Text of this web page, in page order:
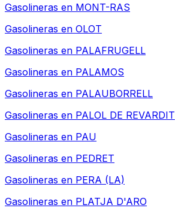
Gasolineras en MONT-RAS
Gasolineras en OLOT
Gasolineras en PALAFRUGELL
Gasolineras en PALAMOS
Gasolineras en PALAUBORRELL
Gasolineras en PALOL DE REVARDIT
Gasolineras en PAU
Gasolineras en PEDRET
Gasolineras en PERA (LA)
Gasolineras en PLATJA D'ARO